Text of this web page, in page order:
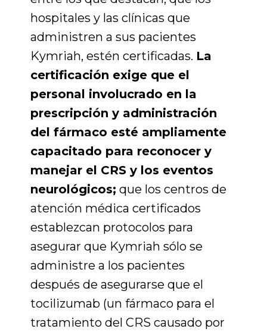
hospitales y las clínicas que
administren a sus pacientes
Kymriah, estén certificadas. La
certificación exige que el
personal involucrado en la
prescripción y administración
del fármaco esté ampliamente
capacitado para reconocer y
manejar el CRS y los eventos
neurológicos; que los centros de
atención médica certificados
establezcan protocolos para
asegurar que Kymriah sólo se
administre a los pacientes
después de asegurarse que el
tocilizumab (un fármaco para el
tratamiento del CRS causado por